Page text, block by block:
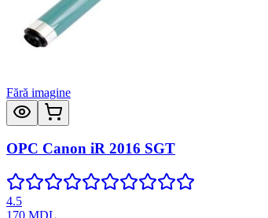
Fără imagine
OPC Canon iR 2016 SGT
4.5